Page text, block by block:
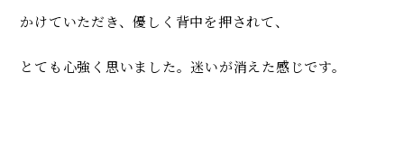
かけていただき、優しく背中を押されて、
とても心強く思いました。迷いが消えた感じです。